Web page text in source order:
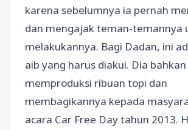
karena sebelumnya ia pernah
dan mengajak teman-temannya
melakukannya. Bagi Dadan, ini
aib yang harus diakui. Dia
memproduksi ribuan topi dan
membagikannya kepada
acara Car Free Day tahun 2013.